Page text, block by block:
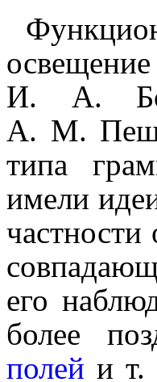
И. А.
А. М.
типа
имели
его
более
полей и т.